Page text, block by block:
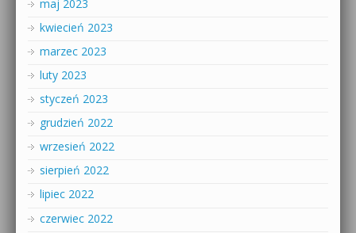
maj 2023
kwiecień 2023
marzec 2023
luty 2023
styczeń 2023
grudzień 2022
wrzesień 2022
sierpień 2022
lipiec 2022
czerwiec 2022